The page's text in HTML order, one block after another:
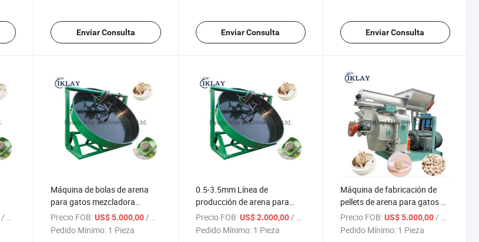
Enviar Consulta Enviar Consulta Enviar Consulta
/ Pieza
Máquina de bolas de arena
para gatos mezcladora
granulator de bentonita
Precio FOB: US$ 5.000,00/ Pieza
Pedido Mínimo: 1 Pieza
0.5-3.5mm Línea de
producción de arena para
gatos de tofu, bentonita,
bambú, soja y carbón
Precio FOB: US$ 2.000,00/ Pieza
Pedido Mínimo: 1 Pieza
Máquina de fabricación de
pellets de arena para gatos de
bentonita Línea de
producción de máquina de
Precio FOB: US$ 5.000,00/ Pieza
Pedido Mínimo: 1 Pieza